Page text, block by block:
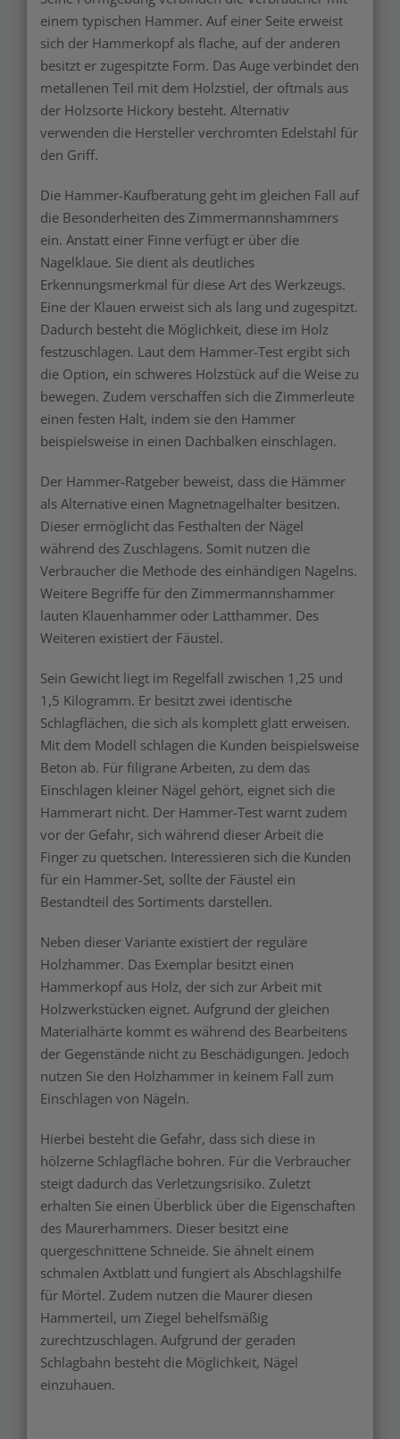
einem typischen Hammer. Auf einer Seite erweist
sich der Hammerkopf als flache, auf der anderen
besitzt er zugespitzte Form. Das Auge verbindet den
metallenen Teil mit dem Holzstiel, der oftmals aus
der Holzsorte Hickory besteht. Alternativ
verwenden die Hersteller verchromten Edelstahl für
den Griff.
Die Hammer-Kaufberatung geht im gleichen Fall auf
die Besonderheiten des Zimmermannshammers
ein. Anstatt einer Finne verfügt er über die
Nagelklaue. Sie dient als deutliches
Erkennungsmerkmal für diese Art des Werkzeugs.
Eine der Klauen erweist sich als lang und zugespitzt.
Dadurch besteht die Möglichkeit, diese im Holz
festzuschlagen. Laut dem Hammer-Test ergibt sich
die Option, ein schweres Holzstück auf die Weise zu
bewegen. Zudem verschaffen sich die Zimmerleute
einen festen Halt, indem sie den Hammer
beispielsweise in einen Dachbalken einschlagen.
Der Hammer-Ratgeber beweist, dass die Hämmer
als Alternative einen Magnetnagelhalter besitzen.
Dieser ermöglicht das Festhalten der Nägel
während des Zuschlagens. Somit nutzen die
Verbraucher die Methode des einhändigen Nagelns.
Weitere Begriffe für den Zimmermannshammer
lauten Klauenhammer oder Latthammer. Des
Weiteren existiert der Fäustel.
Sein Gewicht liegt im Regelfall zwischen 1,25 und
1,5 Kilogramm. Er besitzt zwei identische
Schlagflächen, die sich als komplett glatt erweisen.
Mit dem Modell schlagen die Kunden beispielsweise
Beton ab. Für filigrane Arbeiten, zu dem das
Einschlagen kleiner Nägel gehört, eignet sich die
Hammerart nicht. Der Hammer-Test warnt zudem
vor der Gefahr, sich während dieser Arbeit die
Finger zu quetschen. Interessieren sich die Kunden
für ein Hammer-Set, sollte der Fäustel ein
Bestandteil des Sortiments darstellen.
Neben dieser Variante existiert der reguläre
Holzhammer. Das Exemplar besitzt einen
Hammerkopf aus Holz, der sich zur Arbeit mit
Holzwerkstücken eignet. Aufgrund der gleichen
Materialhärte kommt es während des Bearbeitens
der Gegenstände nicht zu Beschädigungen. Jedoch
nutzen Sie den Holzhammer in keinem Fall zum
Einschlagen von Nägeln.
Hierbei besteht die Gefahr, dass sich diese in
hölzerne Schlagfläche bohren. Für die Verbraucher
steigt dadurch das Verletzungsrisiko. Zuletzt
erhalten Sie einen Überblick über die Eigenschaften
des Maurerhammers. Dieser besitzt eine
quergeschnittene Schneide. Sie ähnelt einem
schmalen Axtblatt und fungiert als Abschlagshilfe
für Mörtel. Zudem nutzen die Maurer diesen
Hammerteil, um Ziegel behelfsmäßig
zurechtzuschlagen. Aufgrund der geraden
Schlagbahn besteht die Möglichkeit, Nägel
einzuhauen.